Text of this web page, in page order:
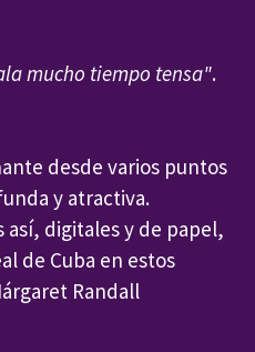
mucho tiempo tensa".
desde varios puntos
y atractiva.
así, digitales y de papel,
de Cuba en estos
Randall